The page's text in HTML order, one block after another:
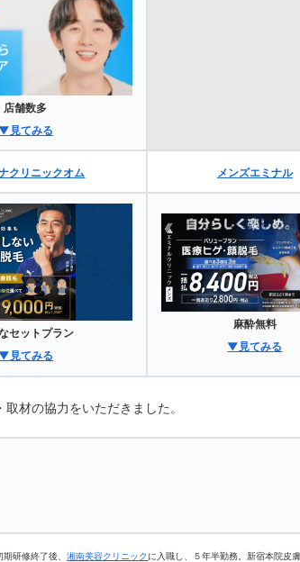
店舗数多
▼見てみる
クリニックオム メンズエミナル
セットプラン
▼見てみる
麻酔無料
▼見てみる
取材の協力をいただきました。
期研修終了後、湘南美容クリニック に入職し、５年半勤務。新宿本院皮